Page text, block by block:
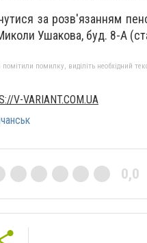
за розв'язанням
Ушакова, буд. 8-А
помилку, виділіть необхідний
V-VARIANT.COM.UA
0,0